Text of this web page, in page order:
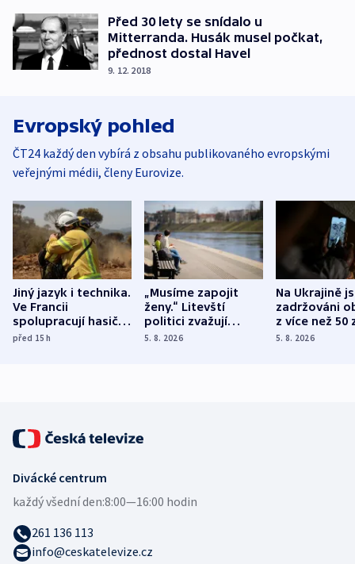
Před 30 lety se snídalo u
Mitterranda. Husák musel počkat,
přednost dostal Havel
9. 12. 2018
Evropský pohled
ČT24 každý den vybírá z obsahu publikovaného evropskými
veřejnými médii, členy Eurovize.
Jiný jazyk i technika.
Ve Francii
spolupracují hasiči z
různých zemí
před 15h
„Musíme zapojit
ženy.“ Litevští
politici zvažují
dohodu o
5. 8. 2026
Na Ukrajině
zadržováni
z více než 50
Bojovali na
5. 8. 2026
Divácké centrum
každý všední den:8:00—16:00 hodin
261 136 113
info@ceskatelevize.cz